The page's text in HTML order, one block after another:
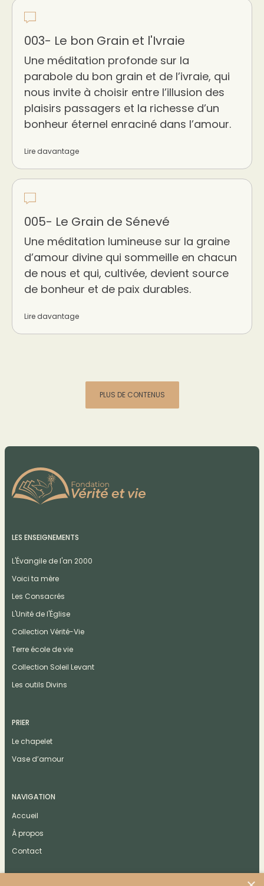
003- Le bon Grain et l'Ivraie
Une méditation profonde sur la
parabole du bon grain et de l’ivraie, qui
nous invite à choisir entre l’illusion des
plaisirs passagers et la richesse d’un
bonheur éternel enraciné dans l’amour.
Lire davantage
005- Le Grain de Sénevé
Une méditation lumineuse sur la graine
d’amour divine qui sommeille en chacun
de nous et qui, cultivée, devient source
de bonheur et de paix durables.
Lire davantage
PLUS DE CONTENUS
LES ENSEIGNEMENTS
L'Évangile de l'an 2000
Voici ta mère
Les Consacrés
L'Unité de l'Église
Collection Vérité-Vie
Terre école de vie
Collection Soleil Levant
Les outils Divins
PRIER
Le chapelet
Vase d’amour
NAVIGATION
Accueil
À propos
Contact